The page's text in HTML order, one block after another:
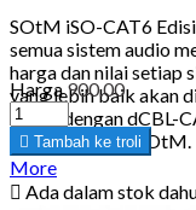
SOtM iSO-CAT6
semua sistem audio
harga dan nilai setiap
yang lebih baik akan
CAT6 dengan dCBL-
teknologi khas SOtM.
Harga 900.00
 Tambah ke troli
More
 Ada dalam stok